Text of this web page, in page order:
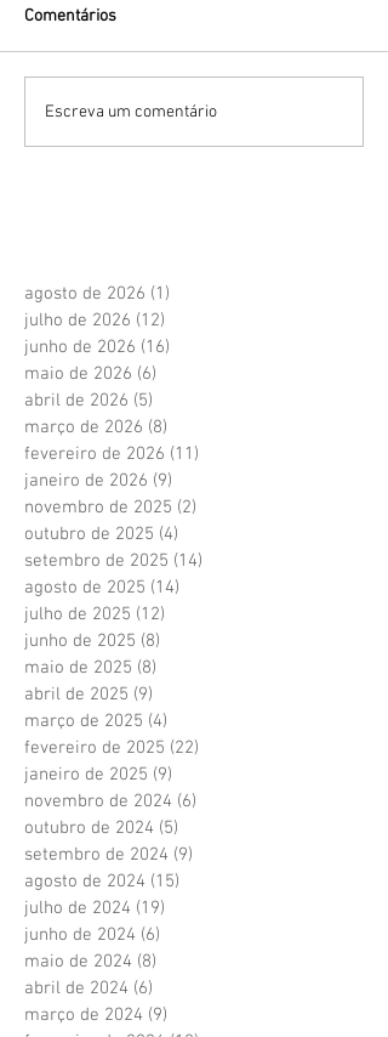
Comentários
Escreva um comentário
agosto de 2026 (1)
julho de 2026 (12)
junho de 2026 (16)
maio de 2026 (6)
abril de 2026 (5)
março de 2026 (8)
fevereiro de 2026 (11)
janeiro de 2026 (9)
novembro de 2025 (2)
outubro de 2025 (4)
setembro de 2025 (14)
agosto de 2025 (14)
julho de 2025 (12)
junho de 2025 (8)
maio de 2025 (8)
abril de 2025 (9)
março de 2025 (4)
fevereiro de 2025 (22)
janeiro de 2025 (9)
novembro de 2024 (6)
outubro de 2024 (5)
setembro de 2024 (9)
agosto de 2024 (15)
julho de 2024 (19)
junho de 2024 (6)
maio de 2024 (8)
abril de 2024 (6)
março de 2024 (9)